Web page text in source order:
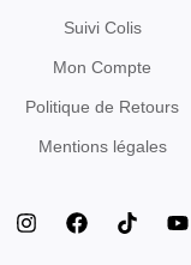
Suivi Colis
Mon Compte
Politique de Retours
Mentions légales